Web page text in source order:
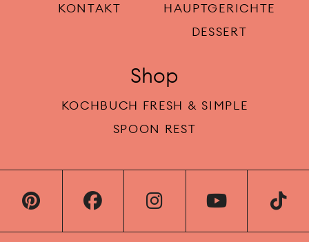
KONTAKT
HAUPTGERICHTE
DESSERT
Shop
KOCHBUCH FRESH & SIMPLE
SPOON REST